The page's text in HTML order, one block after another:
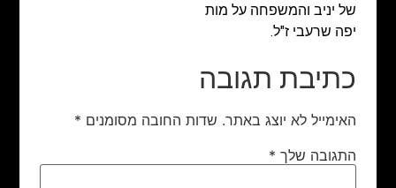
של יניב והמשפחה על מות
יפה שרעבי ז"ל.
כתיבת תגובה
האימייל לא יוצג באתר. שדות החובה מסומנים *
התגובה שלך *